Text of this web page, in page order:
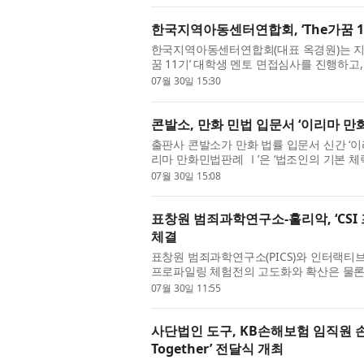
한국지역아동센터연합회, ‘The가꿈
한국지역아동센터연합회(대표 옥경원)는
꿈 11기’ 대학생 멘토 면접심사를 진행하
발했다. ‘The가꿈’은 현대백화점그룹의 후
07월 30일 15:30
콘발소, 만화 민법 입문서 ‘이리마 만
출판사 콘발소가 만화 법률 입문서 신간 ‘
리마 만화민법판례 Ⅰ’은 ‘법조인의 기본
기획된 만화 법률 입문서다. 민법은 법학
07월 30일 15:08
표창원 범죄과학연구소-훌리악,
체결
표창원 범죄과학연구소(PICS)와 인터랙
프로파일링 체험전의 고도화와 확산은 물
위한 업무협약(MOU)을 체결했다고 밝혔
07월 30일 11:55
사단법인 도구, KB손해보험 임직원
Together’ 전달식 개최